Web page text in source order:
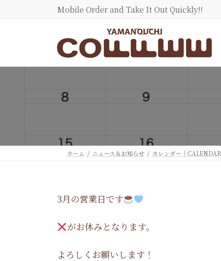
へ
ョ
Mobile Order and Take It Out Quickly!!
ホーム ニュース＆お知らせ カレンダー｜CALENDAR
3月の営業日です
がお休みとなります。
よろしくお願いします！